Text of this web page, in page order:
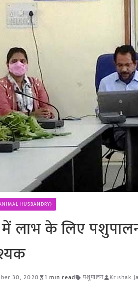
HUSBANDRY)
लाभ के लिए
30, 2020 1 min read पशुपालन Krishak